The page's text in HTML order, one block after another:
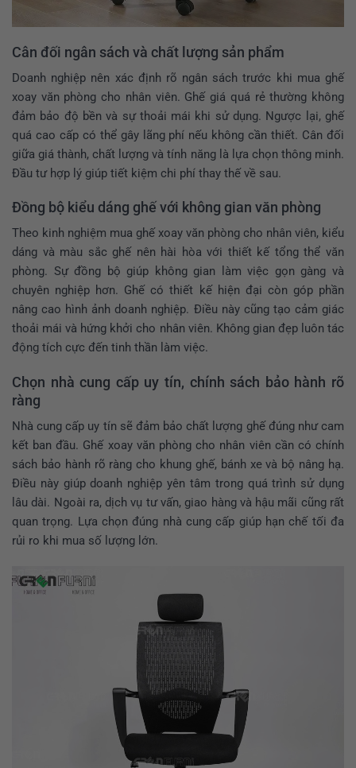
Cân đối ngân sách và chất lượng sản phẩm
Doanh nghiệp nên xác định rõ ngân sách trước khi mua ghế
xoay văn phòng cho nhân viên. Ghế giá quá rẻ thường không
đảm bảo độ bền và sự thoải mái khi sử dụng. Ngược lại, ghế
quá cao cấp có thể gây lãng phí nếu không cần thiết. Cân đối
giữa giá thành, chất lượng và tính năng là lựa chọn thông minh.
Đầu tư hợp lý giúp tiết kiệm chi phí thay thế về sau.
Đồng bộ kiểu dáng ghế với không gian văn phòng
Theo kinh nghiệm mua ghế xoay văn phòng cho nhân viên, kiểu
dáng và màu sắc ghế nên hài hòa với thiết kế tổng thể văn
phòng. Sự đồng bộ giúp không gian làm việc gọn gàng và
chuyên nghiệp hơn. Ghế có thiết kế hiện đại còn góp phần
nâng cao hình ảnh doanh nghiệp. Điều này cũng tạo cảm giác
thoải mái và hứng khởi cho nhân viên. Không gian đẹp luôn tác
động tích cực đến tinh thần làm việc.
Chọn nhà cung cấp uy tín, chính sách bảo hành rõ
ràng
Nhà cung cấp uy tín sẽ đảm bảo chất lượng ghế đúng như cam
kết ban đầu. Ghế xoay văn phòng cho nhân viên cần có chính
sách bảo hành rõ ràng cho khung ghế, bánh xe và bộ nâng hạ.
Điều này giúp doanh nghiệp yên tâm trong quá trình sử dụng
lâu dài. Ngoài ra, dịch vụ tư vấn, giao hàng và hậu mãi cũng rất
quan trọng. Lựa chọn đúng nhà cung cấp giúp hạn chế tối đa
rủi ro khi mua số lượng lớn.